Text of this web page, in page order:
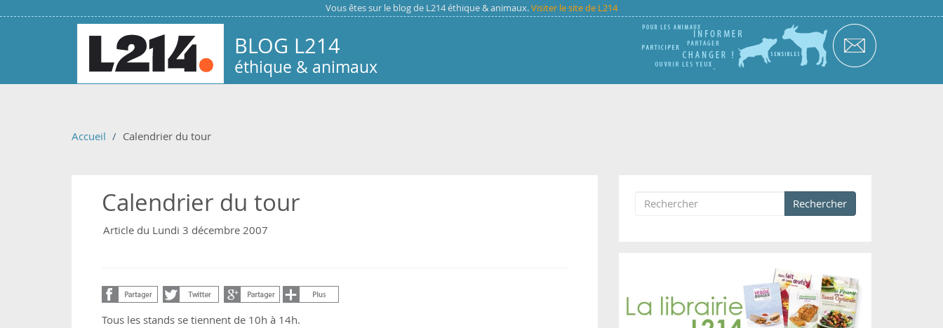
Vous êtes sur le blog de L214 éthique & animaux.Visiter le site de L214
BLOG L214
éthique & animaux
Accueil Calendrier du tour
Calendrier du tour
Article du Lundi 3 décembre 2007
Tous les stands se tiennent de 10h à 14h.
Formulaire de recherche
Rechercher